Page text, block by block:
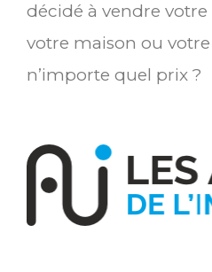
décidé à vendre
votre maison ou
n’importe quel prix ?